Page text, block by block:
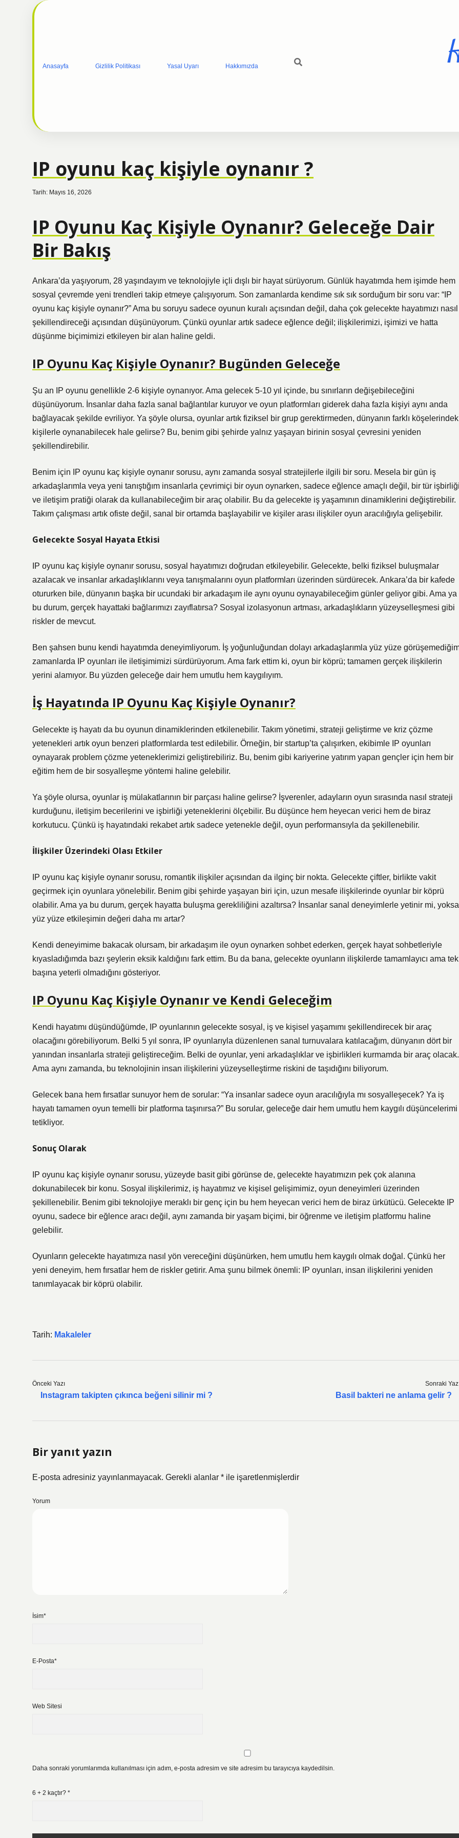
Anasayfa Gizlilik Politikası Yasal Uyarı Hakkımızda
IP oyunu kaç kişiyle oynanır ?
Tarih: Mayıs 16, 2026
IP Oyunu Kaç Kişiyle Oynanır? Geleceğe Dair
Bir Bakış
Ankara’da yaşıyorum, 28 yaşındayım ve teknolojiyle içli dışlı bir hayat sürüyorum. Günlük hayatımda hem işimde hem
sosyal çevremde yeni trendleri takip etmeye çalışıyorum. Son zamanlarda kendime sık sık sorduğum bir soru var: “IP
oyunu kaç kişiyle oynanır?” Ama bu soruyu sadece oyunun kuralı açısından değil, daha çok gelecekte hayatımızı nasıl
şekillendireceği açısından düşünüyorum. Çünkü oyunlar artık sadece eğlence değil; ilişkilerimizi, işimizi ve hatta
düşünme biçimimizi etkileyen bir alan haline geldi.
IP Oyunu Kaç Kişiyle Oynanır? Bugünden Geleceğe
Şu an IP oyunu genellikle 2-6 kişiyle oynanıyor. Ama gelecek 5-10 yıl içinde, bu sınırların değişebileceğini
düşünüyorum. İnsanlar daha fazla sanal bağlantılar kuruyor ve oyun platformları giderek daha fazla kişiyi aynı anda
bağlayacak şekilde evriliyor. Ya şöyle olursa, oyunlar artık fiziksel bir grup gerektirmeden, dünyanın farklı
kişilerle oynanabilecek hale gelirse? Bu, benim gibi şehirde yalnız yaşayan birinin sosyal çevresini yeniden
şekillendirebilir.
Benim için IP oyunu kaç kişiyle oynanır sorusu, aynı zamanda sosyal stratejilerle ilgili bir soru. Mesela bir gün iş
arkadaşlarımla veya yeni tanıştığım insanlarla çevrimiçi bir oyun oynarken, sadece eğlence amaçlı değil, bir tür
ve iletişim pratiği olarak da kullanabileceğim bir araç olabilir. Bu da gelecekte iş yaşamının dinamiklerini değiştirebilir.
Takım çalışması artık ofiste değil, sanal bir ortamda başlayabilir ve kişiler arası ilişkiler oyun aracılığıyla gelişebilir.
Gelecekte Sosyal Hayata Etkisi
IP oyunu kaç kişiyle oynanır sorusu, sosyal hayatımızı doğrudan etkileyebilir. Gelecekte, belki fiziksel buluşmalar
azalacak ve insanlar arkadaşlıklarını veya tanışmalarını oyun platformları üzerinden sürdürecek. Ankara’da bir kafede
otururken bile, dünyanın başka bir ucundaki bir arkadaşım ile aynı oyunu oynayabileceğim günler geliyor gibi. Ama ya
bu durum, gerçek hayattaki bağlarımızı zayıflatırsa? Sosyal izolasyonun artması, arkadaşlıkların yüzeyselleşmesi gibi
riskler de mevcut.
Ben şahsen bunu kendi hayatımda deneyimliyorum. İş yoğunluğundan dolayı arkadaşlarımla yüz yüze
zamanlarda IP oyunları ile iletişimimizi sürdürüyorum. Ama fark ettim ki, oyun bir köprü; tamamen gerçek ilişkilerin
yerini alamıyor. Bu yüzden geleceğe dair hem umutlu hem kaygılıyım.
İş Hayatında IP Oyunu Kaç Kişiyle Oynanır?
Gelecekte iş hayatı da bu oyunun dinamiklerinden etkilenebilir. Takım yönetimi, strateji geliştirme ve kriz çözme
yetenekleri artık oyun benzeri platformlarda test edilebilir. Örneğin, bir startup’ta çalışırken, ekibimle IP oyunları
oynayarak problem çözme yeteneklerimizi geliştirebiliriz. Bu, benim gibi kariyerine yatırım yapan gençler için hem bir
eğitim hem de bir sosyalleşme yöntemi haline gelebilir.
Ya şöyle olursa, oyunlar iş mülakatlarının bir parçası haline gelirse? İşverenler, adayların oyun sırasında nasıl strateji
kurduğunu, iletişim becerilerini ve işbirliği yeteneklerini ölçebilir. Bu düşünce hem heyecan verici hem de biraz
korkutucu. Çünkü iş hayatındaki rekabet artık sadece yetenekle değil, oyun performansıyla da şekillenebilir.
İlişkiler Üzerindeki Olası Etkiler
IP oyunu kaç kişiyle oynanır sorusu, romantik ilişkiler açısından da ilginç bir nokta. Gelecekte çiftler, birlikte vakit
geçirmek için oyunlara yönelebilir. Benim gibi şehirde yaşayan biri için, uzun mesafe ilişkilerinde oyunlar bir köprü
olabilir. Ama ya bu durum, gerçek hayatta buluşma gerekliliğini azaltırsa? İnsanlar sanal deneyimlerle yetinir mi, yoksa
yüz yüze etkileşimin değeri daha mı artar?
Kendi deneyimime bakacak olursam, bir arkadaşım ile oyun oynarken sohbet ederken, gerçek hayat sohbetleriyle
kıyasladığımda bazı şeylerin eksik kaldığını fark ettim. Bu da bana, gelecekte oyunların ilişkilerde tamamlayıcı ama tek
başına yeterli olmadığını gösteriyor.
IP Oyunu Kaç Kişiyle Oynanır ve Kendi Geleceğim
Kendi hayatımı düşündüğümde, IP oyunlarının gelecekte sosyal, iş ve kişisel yaşamımı şekillendirecek bir araç
olacağını görebiliyorum. Belki 5 yıl sonra, IP oyunlarıyla düzenlenen sanal turnuvalara katılacağım, dünyanın dört bir
yanından insanlarla strateji geliştireceğim. Belki de oyunlar, yeni arkadaşlıklar ve işbirlikleri kurmamda bir araç olacak.
Ama aynı zamanda, bu teknolojinin insan ilişkilerini yüzeyselleştirme riskini de taşıdığını biliyorum.
Gelecek bana hem fırsatlar sunuyor hem de sorular: “Ya insanlar sadece oyun aracılığıyla mı sosyalleşecek? Ya iş
hayatı tamamen oyun temelli bir platforma taşınırsa?” Bu sorular, geleceğe dair hem umutlu hem kaygılı düşüncelerimi
tetikliyor.
Sonuç Olarak
IP oyunu kaç kişiyle oynanır sorusu, yüzeyde basit gibi görünse de, gelecekte hayatımızın pek çok alanına
dokunabilecek bir konu. Sosyal ilişkilerimiz, iş hayatımız ve kişisel gelişimimiz, oyun deneyimleri üzerinden
şekillenebilir. Benim gibi teknolojiye meraklı bir genç için bu hem heyecan verici hem de biraz ürkütücü. Gelecekte IP
oyunu, sadece bir eğlence aracı değil, aynı zamanda bir yaşam biçimi, bir öğrenme ve iletişim platformu haline
gelebilir.
Oyunların gelecekte hayatımıza nasıl yön vereceğini düşünürken, hem umutlu hem kaygılı olmak doğal. Çünkü her
yeni deneyim, hem fırsatlar hem de riskler getirir. Ama şunu bilmek önemli: IP oyunları, insan ilişkilerini yeniden
tanımlayacak bir köprü olabilir.
Tarih: Makaleler
Önceki Yazı
Instagram takipten çıkınca beğeni silinir mi ?
Sonraki
Basil bakteri ne anlama gelir ?
Bir yanıt yazın
E-posta adresiniz yayınlanmayacak. Gerekli alanlar * ile işaretlenmişlerdir
Yorum
İsim*
E-Posta*
Web Sitesi
Daha sonraki yorumlarımda kullanılması için adım, e-posta adresim ve site adresim bu tarayıcıya kaydedilsin.
6 + 2 kaçtır? *